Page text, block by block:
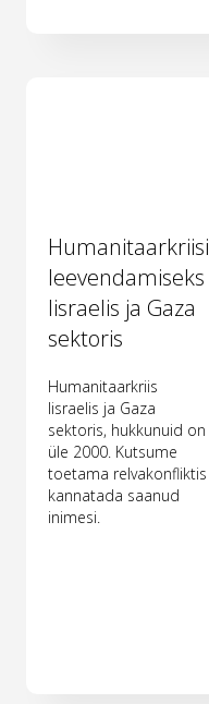
Humanitaarkriisi
leevendamiseks
Iisraelis ja Gaza
sektoris
Humanitaarkriis
Iisraelis ja Gaza
sektoris, hukkunuid on
üle 2000. Kutsume
toetama relvakonfliktis
kannatada saanud
inimesi.